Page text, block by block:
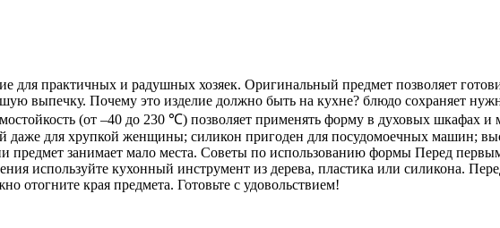
практичных и радушных хозяек. Оригинальный предмет позволяет
выпечку. Почему это изделие должно быть на кухне? блюдо сохраняет
(от –40 до 230 ℃) позволяет применять форму в духовых шкафах и
даже для хрупкой женщины; силикон пригоден для посудомоечных машин;
предмет занимает мало места. Советы по использованию формы Перед
используйте кухонный инструмент из дерева, пластика или силикона.
отогните края предмета. Готовьте с удовольствием!